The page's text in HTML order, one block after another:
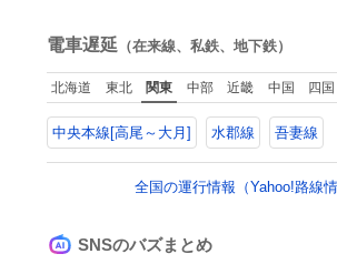
数
数
電車遅延 （在来線、私鉄、地下鉄）
北海道 東北 関東 中部 近畿 中国 四国
中央本線[高尾～大月] 水郡線 吾妻線
全国の運行情報（Yahoo!路線情
SNSのバズまとめ